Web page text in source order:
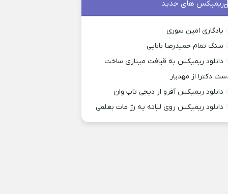
ریمیکس های جدید
یادگاری امین سوری
سنگ تمام حمیدرضا بابایی
دانلود ریمیکس به قیافت مینازی ساخت
دکترا از مهدیار
دانلود ریمیکس آفرو از ديجی تاپ وان
دانلود ریمیکس روی لباته یه رژ مات بغلمی